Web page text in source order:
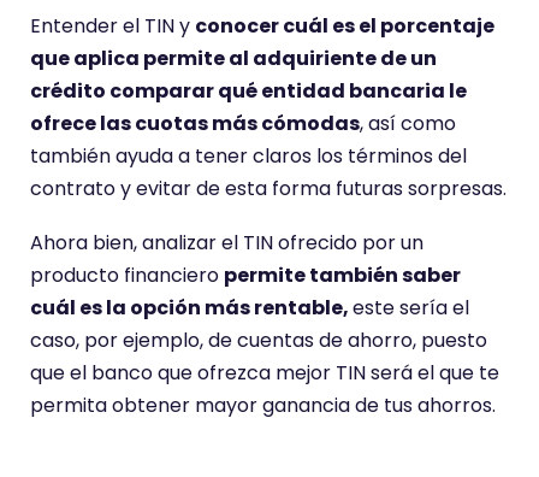
Entender el TIN y conocer cuál es el porcentaje
que aplica permite al adquiriente de un
crédito comparar qué entidad bancaria le
ofrece las cuotas más cómodas, así como
también ayuda a tener claros los términos del
contrato y evitar de esta forma futuras sorpresas.
Ahora bien, analizar el TIN ofrecido por un
producto financiero permite también saber
cuál es la opción más rentable,este sería el
caso, por ejemplo, de cuentas de ahorro, puesto
que el banco que ofrezca mejor TIN será el que te
permita obtener mayor ganancia de tus ahorros.